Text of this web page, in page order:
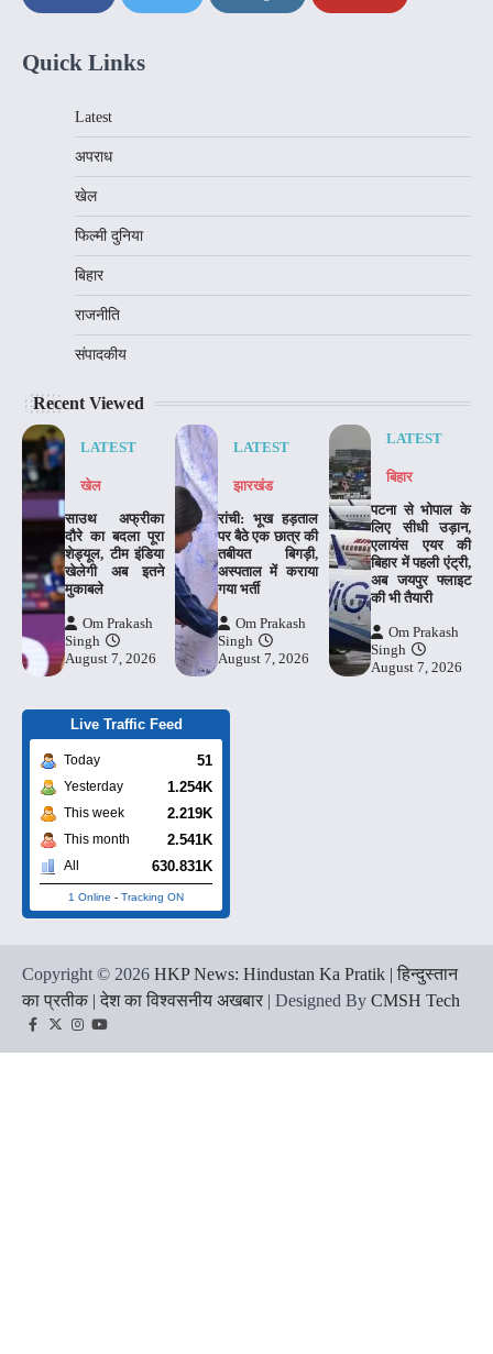
Quick Links
Latest
अपराध
खेल
फिल्मी दुनिया
बिहार
राजनीति
संपादकीय
Recent Viewed
LATEST
खेल
साउथ अफ्रीका
दौरे का बदला पूरा
शेड्यूल, टीम इंडिया
खेलेगी अब इतने
मुकाबले
Om Prakash
Singh
August 7, 2026
LATEST
झारखंड
रांची: भूख हड़ताल
पर बैठे एक छात्र की
तबीयत बिगड़ी,
अस्पताल में कराया
गया भर्ती
Om Prakash
Singh
August 7, 2026
LATEST
बिहार
पटना से भोपाल के
लिए सीधी उड़ान,
एलायंस एयर की
बिहार में पहली एंट्री,
अब जयपुर फ्लाइट
की भी तैयारी
Om Prakash
Singh
August 7, 2026
Live Traffic Feed
Today 51
Yesterday 1.254K
This week 2.219K
This month 2.541K
All 630.831K
1 Online - Tracking ON
Copyright © 2026 HKP News: Hindustan Ka Pratik | हिन्दुस्तान
का प्रतीक | देश का विश्वसनीय अखबार | Designed By CMSH Tech
Facebook
TwitterInstagram
YouTube